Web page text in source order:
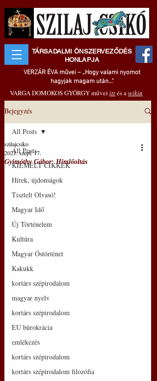
TÁRSADALMI ÖNSZERVEZŐDÉS
HONLAPJA
VERZÁR ÉVA művei – „Hogy valami nyomot
hagyjak magam után..."
VARGA DOMOKOS GYÖRGY művei ittés awikin
Bejegyzés
All Posts
KIEMELT CIKKEK
Hírek, újdonságok
Tisztelt Olvasó!
Magyar Idő
Új Történelem
Kultúra
Magyar Őstörténet
Kakukk
kortárs szépirodalom
magyar nyelv
kortárs szépirodalom
EU bürokrácia
emlékezés
kortárs szépirodalom
kortárs szépirodalom filozófia
All Posts
Gyimóthy Gábor: Himlőoltás
szilajcsiko
2021. szept. 17.